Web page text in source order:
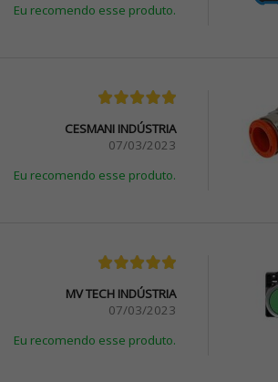
Eu recomendo esse produto.
CESMANI INDÚSTRIA
07/03/2023
Eu recomendo esse produto.
MV TECH INDÚSTRIA
07/03/2023
Eu recomendo esse produto.